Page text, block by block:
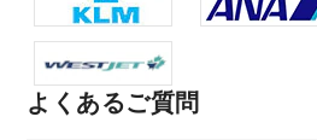
よくあるご質問